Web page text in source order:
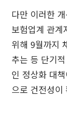
다만 이러한
보험업계 관계
위해 9월까지
추는 등 단기
인 정상화 대
으로 건전성이